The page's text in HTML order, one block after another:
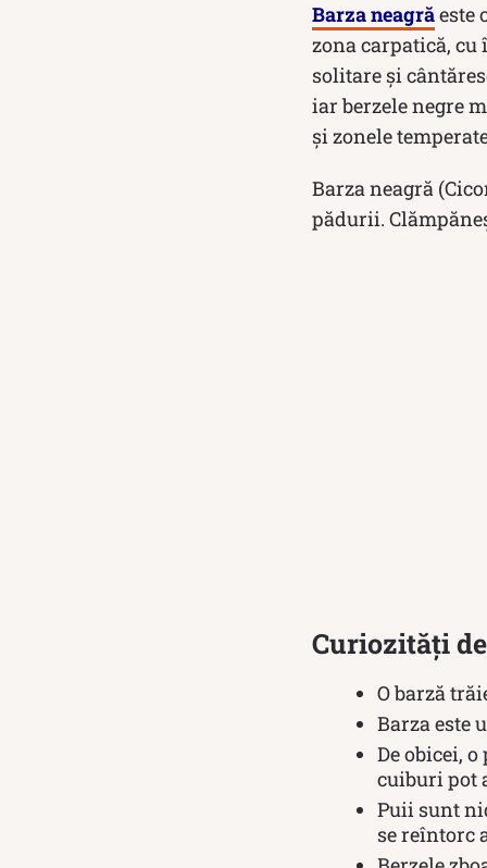
Barza neagrăeste
zona carpatică,
solitare și
iar berzele negre
și zonele
Barza neagră
pădurii.
Curiozități
O barză
Barza este
De obicei,
cuiburi pot
Puii sunt
se reîntorc